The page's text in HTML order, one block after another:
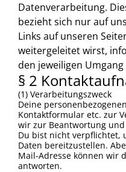
Datenverarbeitung.
bezieht sich nur auf
Links auf unseren
weitergeleitet wirst,
den jeweiligen
§ 2
(1) Verarbeitungszweck
Deine
Kontaktformular etc. zur
wir zur Beantwortung
Du bist nicht verpflichtet,
Daten bereitzustellen.
Mail-Adresse können wir
antworten.